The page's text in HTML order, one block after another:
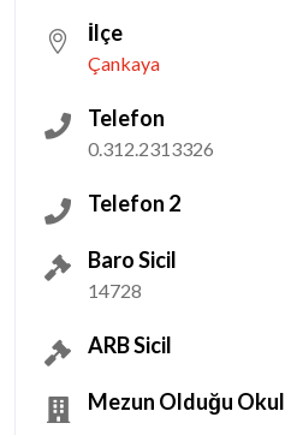
İlçe
Çankaya
Telefon
0.312.2313326
Telefon 2
Baro Sicil
14728
ARB Sicil
Mezun Olduğu Okul